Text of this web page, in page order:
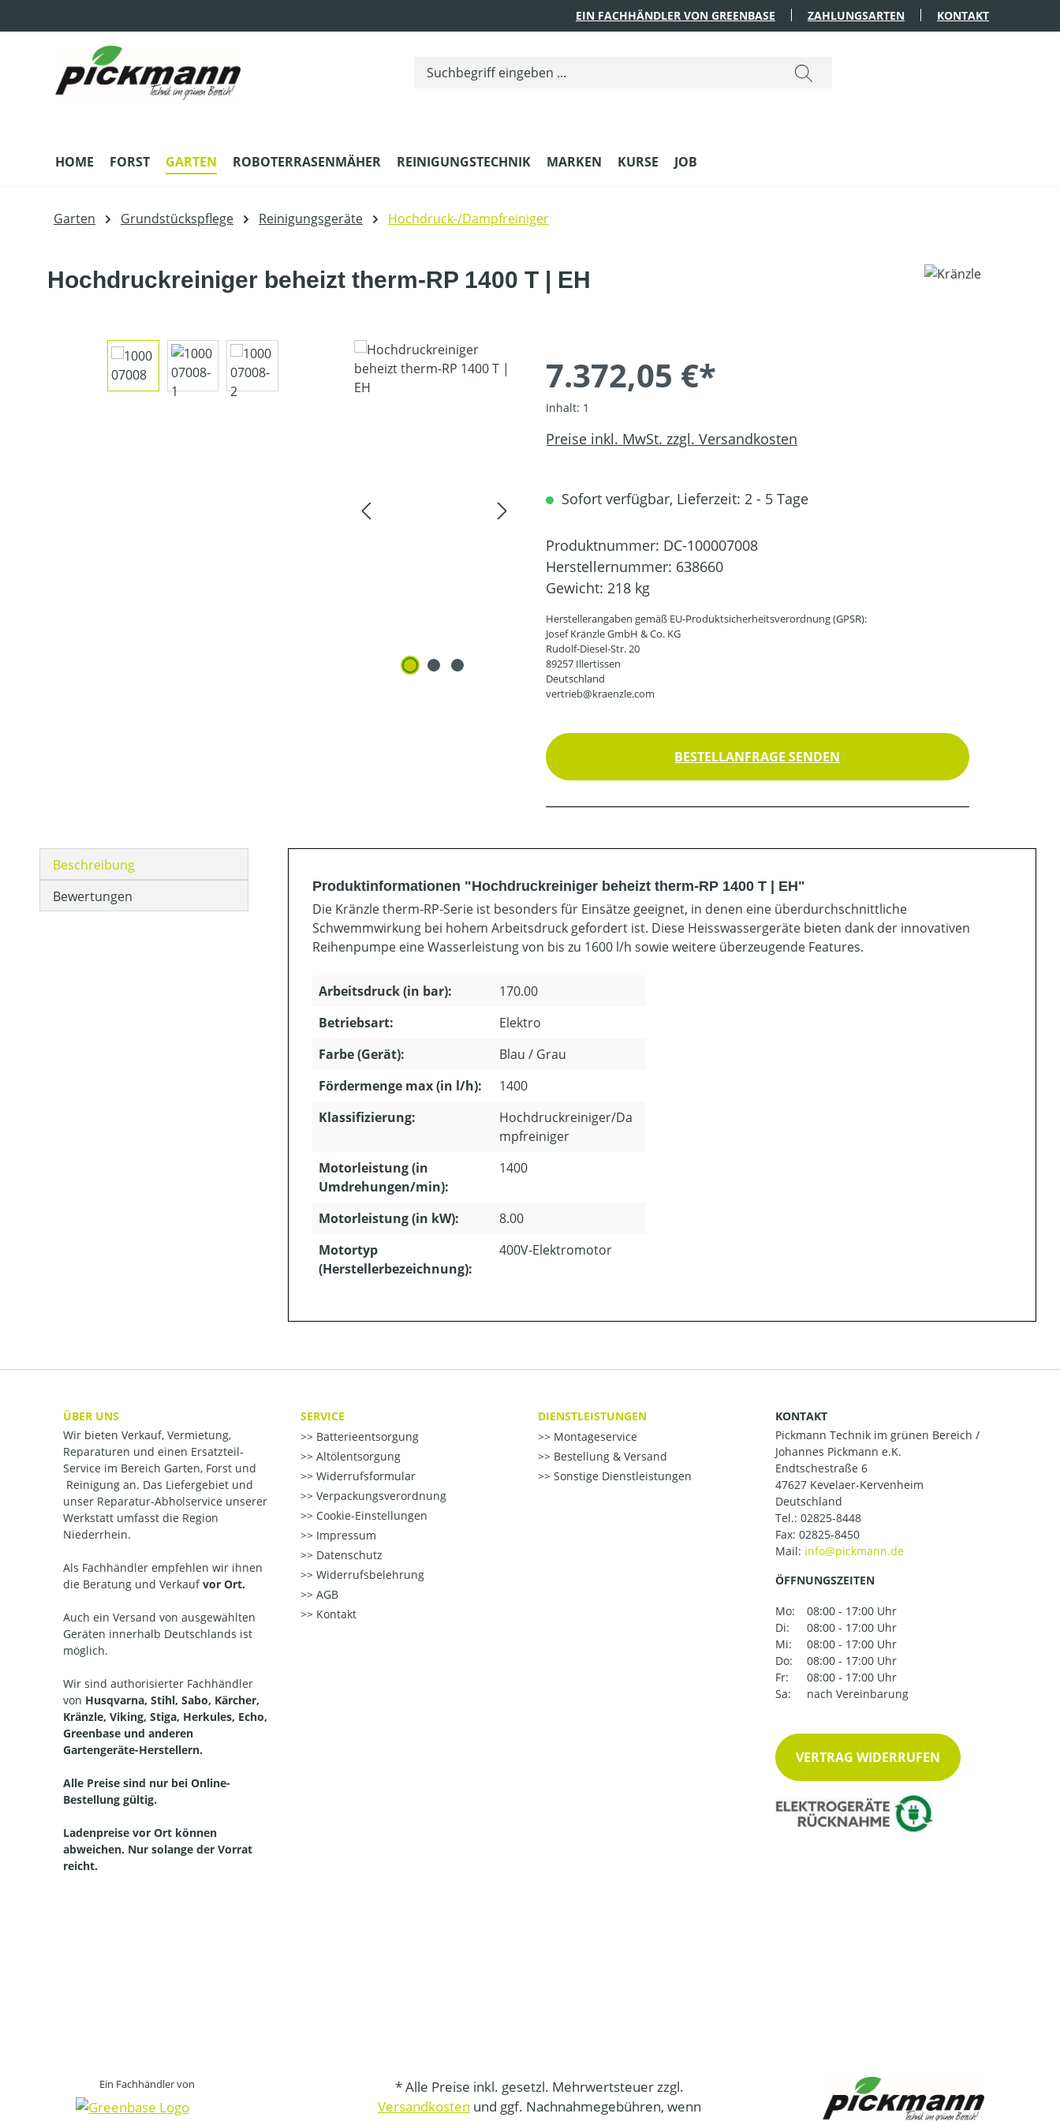
EIN FACHHÄNDLER VON GREENBASE ZAHLUNGSARTEN KONTAKT
HOME FORST GARTEN ROBOTERRASENMÄHER REINIGUNGSTECHNIK MARKEN KURSE JOB
Garten Grundstückspflege Reinigungsgeräte Hochdruck-/Dampfreiniger
Hochdruckreiniger beheizt therm-RP 1400 T | EH
Bildergalerie überspringen
7.372,05 €*
Inhalt: 1
Preise inkl. MwSt. zzgl. Versandkosten
Sofort verfügbar, Lieferzeit: 2 - 5 Tage
Produktnummer: DC-100007008
Herstellernummer: 638660
Gewicht: 218 kg
Herstellerangaben gemäß EU-Produktsicherheitsverordnung (GPSR):
Josef Kränzle GmbH & Co. KG
Rudolf-Diesel-Str. 20
89257 Illertissen
Deutschland
vertrieb@kraenzle.com
BESTELLANFRAGE SENDEN
Beschreibung
Bewertungen
Produktinformationen "Hochdruckreiniger beheizt therm-RP 1400 T | EH"
Die Kränzle therm-RP-Serie ist besonders für Einsätze geeignet, in denen eine überdurchschnittliche
Schwemmwirkung bei hohem Arbeitsdruck gefordert ist. Diese Heisswassergeräte bieten dank der innovativen
Reihenpumpe eine Wasserleistung von bis zu 1600 l/h sowie weitere überzeugende Features.
Arbeitsdruck (in bar):
170.00
Betriebsart:
Elektro
Farbe (Gerät):
Blau / Grau
Fördermenge max (in l/h):
1400
Klassifizierung:
Hochdruckreiniger/Da
mpfreiniger
Motorleistung (in
Umdrehungen/min):
1400
Motorleistung (in kW):
8.00
Motortyp
(Herstellerbezeichnung):
400V-Elektromotor
ÜBER UNS
Wir bieten Verkauf, Vermietung,
Reparaturen und einen Ersatzteil-
Service im Bereich Garten, Forst und
Reinigung an. Das Liefergebiet und
unser Reparatur-Abholservice unserer
Werkstatt umfasst die Region
Niederrhein.
Als Fachhändler empfehlen wir ihnen
die Beratung und Verkaufvor Ort.
Auch ein Versand von ausgewählten
Geräten innerhalb Deutschlands ist
möglich.
Wir sind authorisierter Fachhändler
von Husqvarna, Stihl, Sabo, Kärcher,
Kränzle, Viking, Stiga, Herkules, Echo,
Greenbase und anderen
Gartengeräte-Herstellern.
Alle Preise sind nur bei Online-
Bestellung gültig.
Ladenpreise vor Ort können
abweichen. Nur solange der Vorrat
reicht.
SERVICE
Batterieentsorgung
Altölentsorgung
Widerrufsformular
Verpackungsverordnung
Cookie-Einstellungen
Impressum
Datenschutz
Widerrufsbelehrung
AGB
Kontakt
DIENSTLEISTUNGEN
Montageservice
Bestellung & Versand
Sonstige Dienstleistungen
KONTAKT
Pickmann Technik im grünen Bereich /
Johannes Pickmann e.K.
Endtschestraße 6
47627 Kevelaer-Kervenheim
Deutschland
Tel.: 02825-8448
Fax: 02825-8450
Mail:
ÖFFNUNGSZEITEN
Mo:
08:00 - 17:00 Uhr
Di:
08:00 - 17:00 Uhr
Mi:
08:00 - 17:00 Uhr
Do:
08:00 - 17:00 Uhr
Fr:
08:00 - 17:00 Uhr
Sa:
nach Vereinbarung
VERTRAG WIDERRUFEN
Ein Fachhändler von
* Alle Preise inkl. gesetzl. Mehrwertsteuer zzgl.
Versandkosten und ggf. Nachnahmegebühren, wenn